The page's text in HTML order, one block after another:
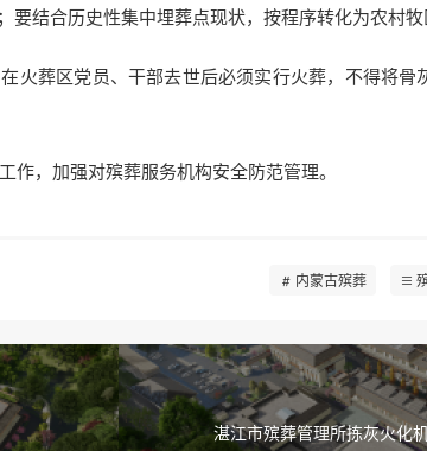
结合历史性集中埋葬点现状，按程序转化为农村牧
火葬区党员、干部去世后必须实行火葬，不得将骨
，加强对殡葬服务机构安全防范管理。
内蒙古殡葬
湛江市殡葬管理所拣灰火化